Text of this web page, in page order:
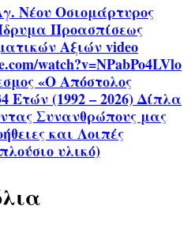
Νέου Οσιομάρτυρος
Προασπίσεως
Αξιών video
watch?v=NPabPo4LVlo
«Ο Απόστολος
Ετών (1992 – 2026) Δίπλα
Συνανθρώπους μας
και Λοιπές
υλικό)